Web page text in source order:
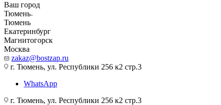
Ваш город
Тюмень
Тюмень
Екатеринбург
Магнитогорск
Москва
zakaz@bostzap.ru
г. Тюмень, ул. Республики 256 к2 стр.3
WhatsApp
г. Тюмень, ул. Республики 256 к2 стр.3